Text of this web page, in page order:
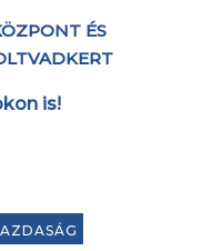
ÉS
is!